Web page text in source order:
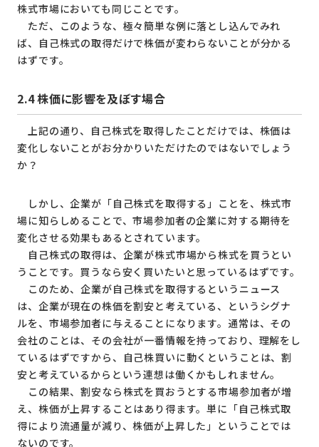
株式市場においても同じことです。
ただ、このような、極々簡単な例に落とし込んでみれ
ば、自己株式の取得だけで株価が変わらないことが分かる
はずです。
2.4株価に影響を及ぼす場合
上記の通り、自己株式を取得したことだけでは、株価は
変化しないことがお分かりいただけたのではないでしょう
か？
しかし、企業が「自己株式を取得する」ことを、株式市
場に知らしめることで、市場参加者の企業に対する期待を
変化させる効果もあるとされています。
自己株式の取得は、企業が株式市場から株式を買うとい
うことです。買うなら安く買いたいと思っているはずです。
このため、企業が自己株式を取得するというニュース
は、企業が現在の株価を割安と考えている、というシグナ
ルを、市場参加者に与えることになります。通常は、その
会社のことは、その会社が一番情報を持っており、理解をし
ているはずですから、自己株買いに動くということは、割
安と考えているからという連想は働くかもしれません。
この結果、割安なら株式を買おうとする市場参加者が増
え、株価が上昇することはあり得ます。単に「自己株式取
得により流通量が減り、株価が上昇した」ということでは
ないのです。